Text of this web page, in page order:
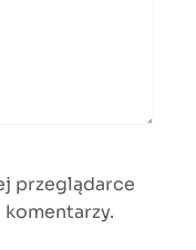
przeglądarce